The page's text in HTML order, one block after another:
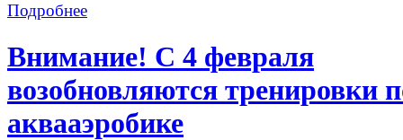
Подробнее
Внимание! С 4 февраля
возобновляются тренировки
аквааэробике